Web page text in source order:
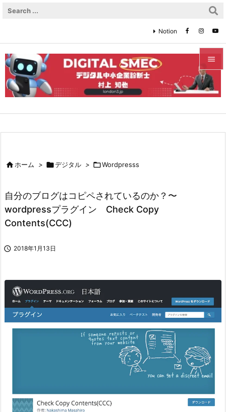


メニュ

Notion
ホーム > デジタル > Wordpresss
自分のブログはコピペされているのか？〜
wordpressプラグイン Check Copy
Contents(CCC)
 2018年1月13日